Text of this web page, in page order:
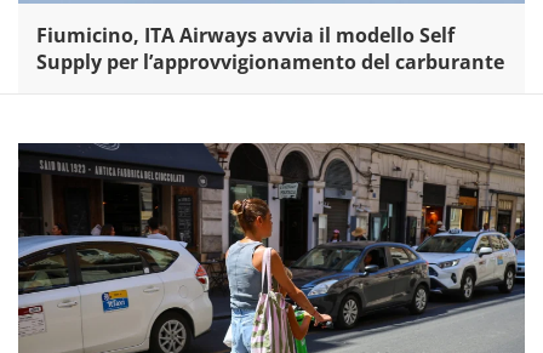
Fiumicino, ITA Airways avvia il modello Self
Supply per l’approvvigionamento del carburante